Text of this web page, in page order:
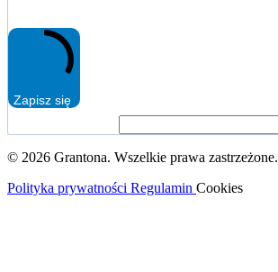
Zapisz się
© 2026 Grantona. Wszelkie prawa zastrzeżone.
Polityka prywatności Regulamin Cookies